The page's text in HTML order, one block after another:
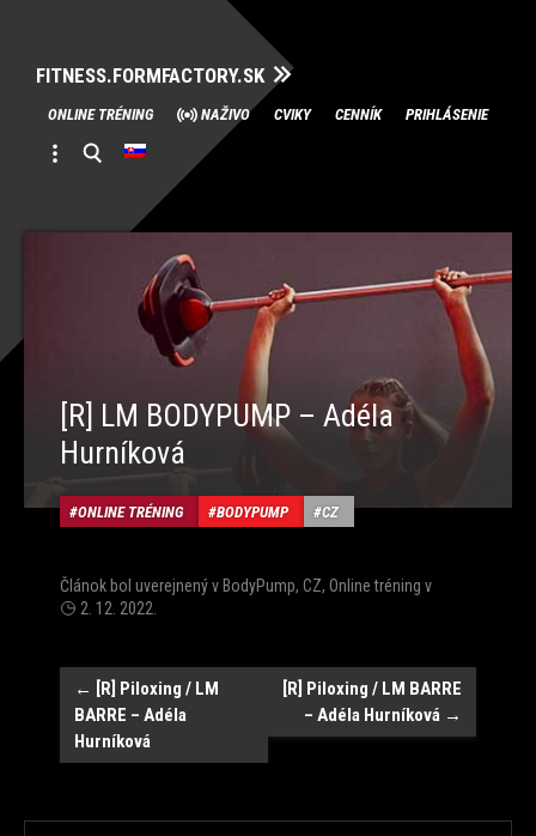
FITNESS.FORMFACTORY.SK
Skip
to
content
ONLINE TRÉNING NAŽIVO CVIKY CENNÍK PRIHLÁSENIE
[R] LM BODYPUMP – Adéla
Hurníková
ONLINE TRÉNING BODYPUMP CZ
Článok bol uverejnený vBodyPump, CZ, Online tréning v
2. 12. 2022
Post
navigation
← [R] Piloxing / LM
BARRE – Adéla
Hurníková
[R] Piloxing / LM BARRE
– Adéla Hurníková →